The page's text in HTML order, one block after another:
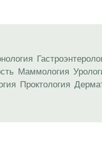
Маммология
Проктология